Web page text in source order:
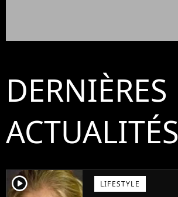
DERNIÈRES
ACTUALITÉS
player2 LIFESTYLE